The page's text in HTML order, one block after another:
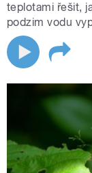
teplotami řešit,
podzim vodu